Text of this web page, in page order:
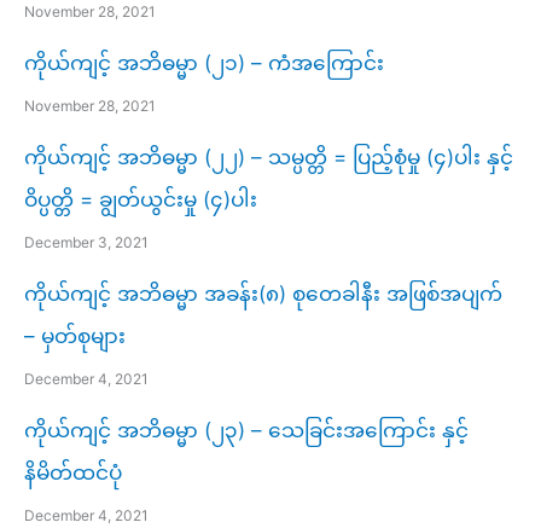
November 28, 2021
ကိုယ်ကျင့် အဘိဓမ္မာ (၂၁) – ကံအကြောင်း
November 28, 2021
ကိုယ်ကျင့် အဘိဓမ္မာ (၂၂) – သမ္ပတ္တိ = ပြည့်စုံမှု (၄)ပါး နှင့်
ဝိပ္ပတ္တိ = ချွတ်ယွင်းမှု (၄)ပါး
December 3, 2021
ကိုယ်ကျင့် အဘိဓမ္မာ အခန်း(၈) စုတေခါနီး အဖြစ်အပျက်
– မှတ်စုများ
December 4, 2021
ကိုယ်ကျင့် အဘိဓမ္မာ (၂၃) – သေခြင်းအကြောင်း နှင့်
နိမိတ်ထင်ပုံ
December 4, 2021